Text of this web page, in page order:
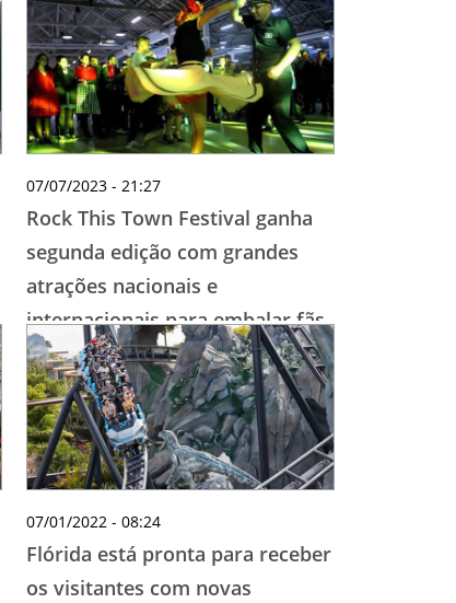
07/07/2023 - 21:27
Rock This Town Festival ganha
segunda edição com grandes
atrações nacionais e
internacionais para embalar fãs
de Elvis e do rockabilly
07/01/2022 - 08:24
Flórida está pronta para receber
os visitantes com novas